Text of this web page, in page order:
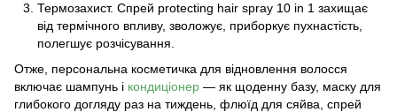
Термозахист. Спрей protecting hair spray 10 in 1 захищає
від термічного впливу, зволожує, приборкує пухнастість,
полегшує розчісування.
Отже, персональна косметичка для відновлення волосся
включає шампунь і кондиціонер — як щоденну базу, маску для
глибокого догляду раз на тиждень, флюїд для сяйва, спрей